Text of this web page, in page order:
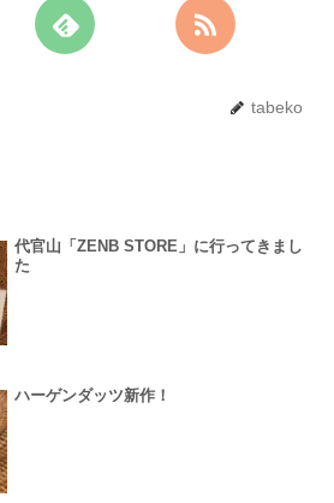
tabeko
代官山「ZENB STORE」に行ってきまし
た
ハーゲンダッツ新作！